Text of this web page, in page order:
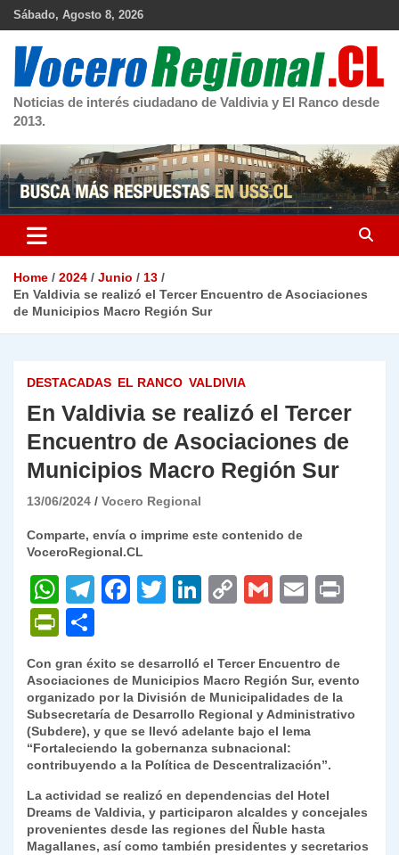
Skip
Sábado, Agosto 8, 2026
Noticias de interés ciudadano de Valdivia y El Ranco desde
2013.
Home 2024 Junio
13
En Valdivia se realizó el Tercer Encuentro de Asociaciones
de Municipios Macro Región Sur
DESTACADAS EL RANCO VALDIVIA
En Valdivia se realizó el Tercer
Encuentro de Asociaciones de
Municipios Macro Región Sur
13/06/2024 Vocero Regional
Comparte, envía o imprime este contenido de
VoceroRegional.CL
W
h
at
s
A
p
p
T
gr
a
m
F
e
b
o
o
k
T
er
Li
e
dI
n
C
y
Li
n
k
G
l
E
l
P
nt
Fr
ie
n
dl
y
o
m
p
ar
tir
Con gran éxito se desarrolló el Tercer Encuentro de
Asociaciones de Municipios Macro Región Sur, evento
organizado por la División de Municipalidades de la
Subsecretaría de Desarrollo Regional y Administrativo
(Subdere), y que se llevó adelante bajo el lema
“Fortaleciendo la gobernanza subnacional:
contribuyendo a la Política de Descentralización”.
La actividad se realizó en dependencias del Hotel
Dreams de Valdivia, y participaron alcaldes y concejales
provenientes desde las regiones del Ñuble hasta
Magallanes, así como también presidentes y secretarios